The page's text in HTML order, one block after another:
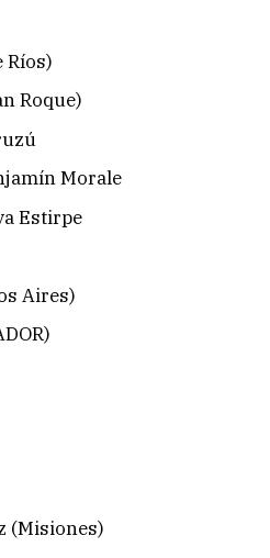
Ríos)
Roque)
Morale
Estirpe
Aires)
(Misiones)